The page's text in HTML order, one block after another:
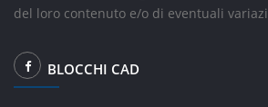
del loro contenuto e/o di eventuali
BLOCCHI CAD